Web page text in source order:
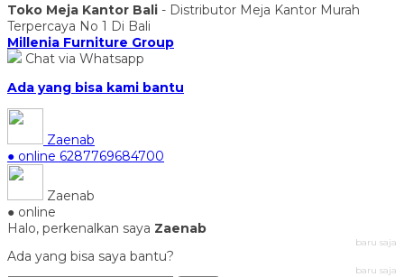
Toko Meja Kantor Bali - Distributor Meja Kantor Murah
Terpercaya No 1 Di Bali
Millenia Furniture Group
Chat via Whatsapp
Ada yang bisa kami bantu
Zaenab
● online 6287769684700
Zaenab
● online
Halo, perkenalkan saya Zaenab
baru saja
Ada yang bisa saya bantu?
baru saja